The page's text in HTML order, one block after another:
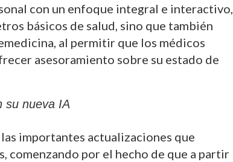
con un enfoque integral e interactivo,
básicos de salud, sino que también
al permitir que los médicos
asesoramiento sobre su estado de
su nueva IA
importantes actualizaciones que
comenzando por el hecho de que a partir